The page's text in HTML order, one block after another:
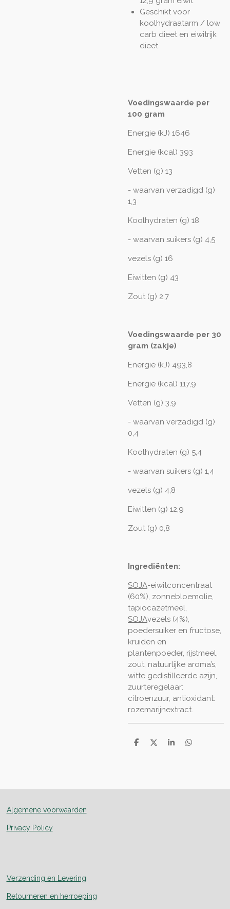
Geschikt voor
koolhydraatarm / low
carb dieet en eiwitrijk
dieet
Voedingswaarde per
100 gram
Energie (kJ) 1646
Energie (kcal) 393
Vetten (g) 13
- waarvan verzadigd (g)
1,3
Koolhydraten (g) 18
- waarvan suikers (g) 4,5
vezels (g) 16
Eiwitten (g) 43
Zout (g) 2,7
Voedingswaarde per 30
gram (zakje)
Energie (kJ) 493,8
Energie (kcal) 117,9
Vetten (g) 3,9
- waarvan verzadigd (g)
0,4
Koolhydraten (g) 5,4
- waarvan suikers (g) 1,4
vezels (g) 4,8
Eiwitten (g) 12,9
Zout (g) 0,8
Ingrediënten:
SOJA-eiwitconcentraat
(60%), zonnebloemolie,
tapiocazetmeel,
SOJAvezels (4%),
poedersuiker en fructose,
kruiden en
plantenpoeder, rijstmeel,
zout, natuurlijke aroma’s,
witte gedistilleerde azijn,
zuurteregelaar:
citroenzuur, antioxidant:
rozemarijnextract.
D
D
S
D
Algemene voorwaarden
Privacy Policy
Verzending en Levering
Retourneren en herroeping